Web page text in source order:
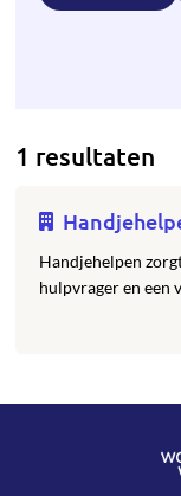
1 resultaten
Handjehelpen
hulpvrager en